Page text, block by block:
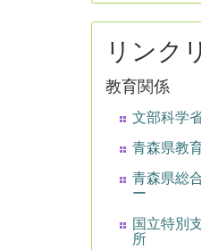
リンク
教育関係
文部科学
青森県教
青森県総
ー
国立特別
所